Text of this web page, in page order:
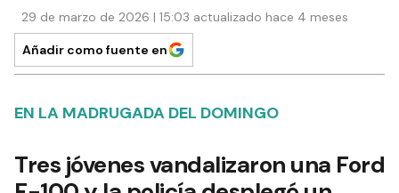
29 de marzo de 2026 | 15:03 actualizado hace 4 meses
Añadir como fuente en
EN LA MADRUGADA DEL DOMINGO
Tres jóvenes vandalizaron una Ford